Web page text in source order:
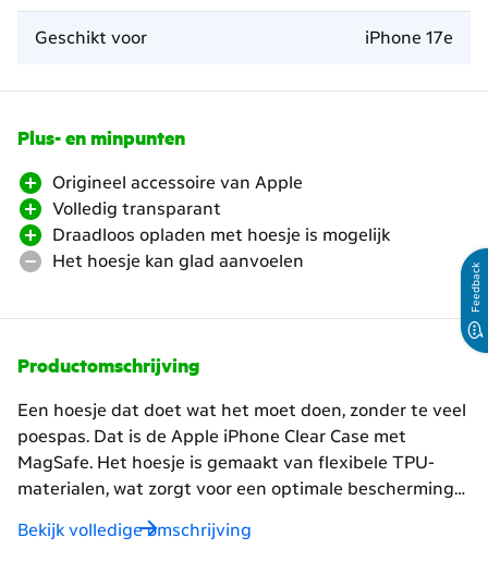
Geschikt voor iPhone 17e
Plus- en minpunten
Origineel accessoire van Apple
Volledig transparant
Draadloos opladen met hoesje is mogelijk
Het hoesje kan glad aanvoelen
Productomschrijving
Een hoesje dat doet wat het moet doen, zonder te veel
poespas. Dat is de Apple iPhone Clear Case met
MagSafe. Het hoesje is gemaakt van flexibele TPU-
materialen, wat zorgt voor een optimale bescherming
tegen krassen en stoten. Bovendien is de case speciaal
ontwikkeld voor de iPhone, zodat het naadloos aansluit
Bekijk volledige omschrijving
Feedback